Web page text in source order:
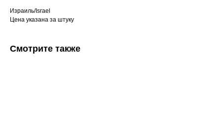
Израиль/Israel
Цена указана за штуку
Смотрите также